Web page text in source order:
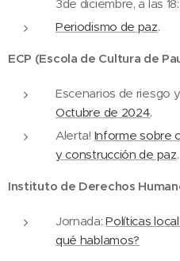
3de diciembre, a las
Periodismo de paz.
ECP (Escola de Cultura de
Escenarios de riesgo
Octubre de 2024.
Alerta! Informe sobre
y construcción de paz.
Instituto de Derechos
Jornada:Políticas
qué hablamos?